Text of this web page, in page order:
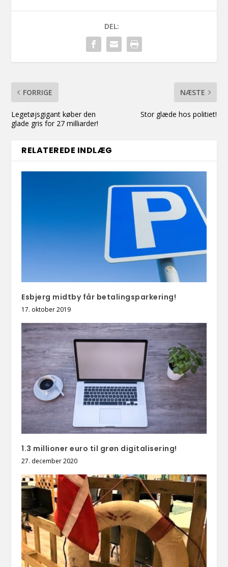
DEL:
FORRIGE
Legetøjsgigant køber den
glade gris for 27 milliarder!
NÆSTE
Stor glæde hos politiet!
RELATEREDE INDLÆG
Esbjerg midtby får betalingsparkering!
17. oktober 2019
1.3 millioner euro til grøn digitalisering!
27. december 2020